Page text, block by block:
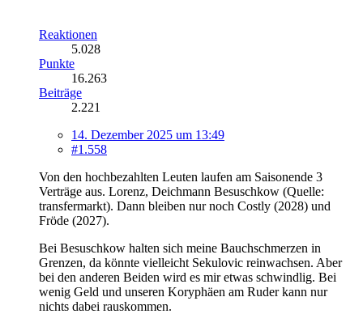
Reaktionen
5.028
Punkte
16.263
Beiträge
2.221
14. Dezember 2025 um 13:49
#1.558
Von den hochbezahlten Leuten laufen am Saisonende 3
Verträge aus. Lorenz, Deichmann Besuschkow (Quelle:
transfermarkt). Dann bleiben nur noch Costly (2028) und
Fröde (2027).
Bei Besuschkow halten sich meine Bauchschmerzen in
Grenzen, da könnte vielleicht Sekulovic reinwachsen. Aber
bei den anderen Beiden wird es mir etwas schwindlig. Bei
wenig Geld und unseren Koryphäen am Ruder kann nur
nichts dabei rauskommen.